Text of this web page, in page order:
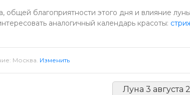
общей благоприятности этого дня и влияние
аналогичный календарь красоты:
Москва. Изменить
Луна 3 августа